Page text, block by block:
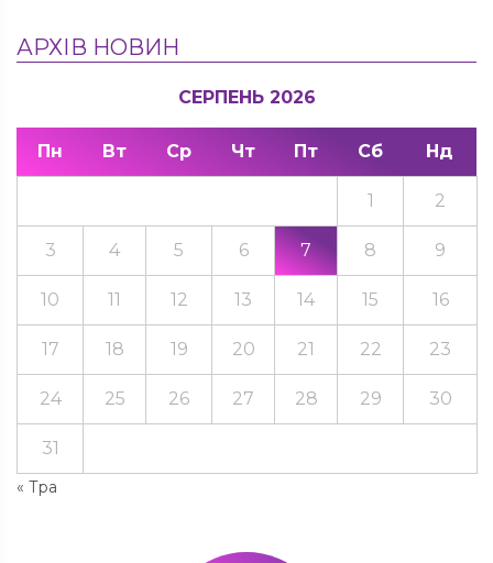
АРХІВ НОВИН
СЕРПЕНЬ 2026
Пн Вт Ср Чт Пт Сб Нд
« Тра
1 2
3 4 5 6 7 8 9
10 11 12 13 14 15 16
17 18 19 20 21 22 23
24 25 26 27 28 29 30
31